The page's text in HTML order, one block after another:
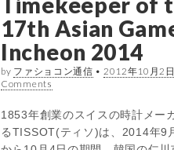
17th Asian
Incheon 2014
by ファショコン通信 • 2012年10月2日
Comments
1853年創業のスイスの時計メー
るTISSOT(ティソ)は、2014年9